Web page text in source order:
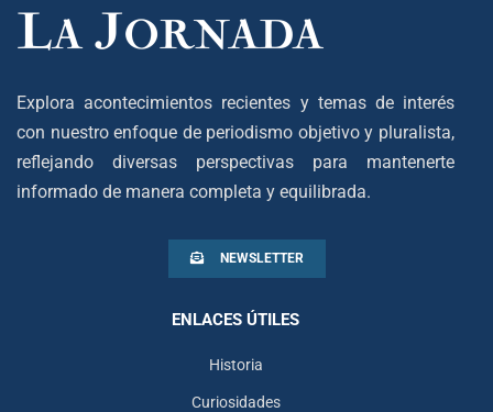
Explora acontecimientos recientes y temas de interés
con nuestro enfoque de periodismo objetivo y pluralista,
reflejando diversas perspectivas para mantenerte
informado de manera completa y equilibrada.
NEWSLETTER
ENLACES ÚTILES
Historia
Curiosidades